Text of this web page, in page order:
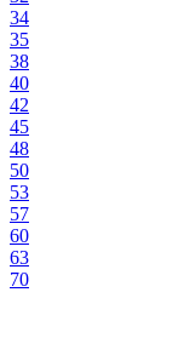
34
35
38
40
42
45
48
50
53
57
60
63
70